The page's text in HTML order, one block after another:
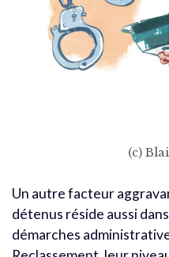
(c)
Un autre facteur
détenus réside aussi
démarches